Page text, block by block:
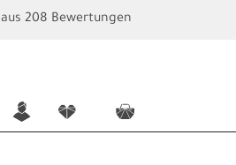
aus 208 Bewertungen
n f c